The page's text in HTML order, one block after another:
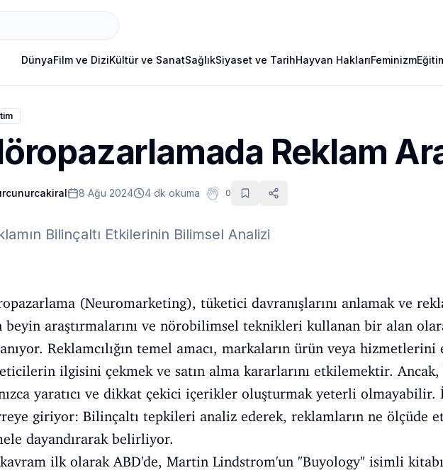
DünyaFilm ve DiziKültür ve SanatSağlıkSiyaset ve TarihHayvan HaklarıFeminizm
Reklam
8 Ağu 2024 4 dk okuma 0
Bilinçaltı Etkilerinin Bilimsel Analizi
(Neuromarketing), tüketici davranışlarını anlamak ve
beyin araştırmalarını ve nörobilimsel teknikleri kullanan bir alan
Reklamcılığın temel amacı, markaların ürün veya
ilgisini çekmek ve satın alma kararlarını etkilemektir.
yaratıcı ve dikkat çekici içerikler oluşturmak yeterli olmayabilir.
giriyor: Bilinçaltı tepkileri analiz ederek, reklamların ne ölçüde
dayandırarak belirliyor.
ilk olarak ABD'de, Martin Lindstrom'un "Buyology" isimli kitabı